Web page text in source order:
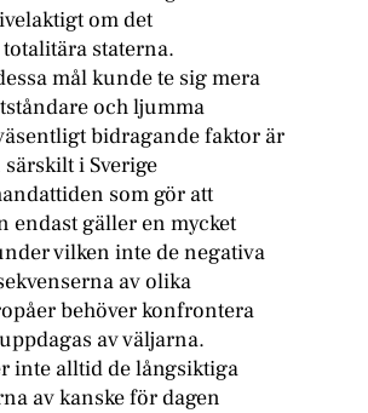
om det
staterna.
mål kunde te sig mera
och ljumma
bidragande faktor är
i Sverige
som gör att
endast gäller en mycket
vilken inte de negativa
av olika
behöver konfrontera
av väljarna.
inte alltid de långsiktiga
av kanske för dagen